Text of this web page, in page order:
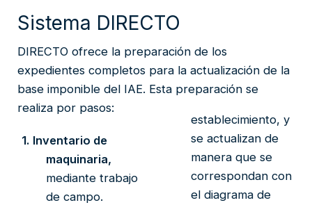
Sistema DIRECTO
DIRECTO ofrece la preparación de los
expedientes completos para la actualización de la
base imponible del IAE. Esta preparación se
realiza por pasos:
1. Inventario de
maquinaria,
mediante trabajo
de campo.
establecimiento, y
se actualizan de
manera que se
correspondan con
el diagrama de